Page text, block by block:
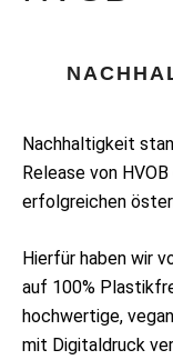
Nachhaltigkeit
Release von
erfolgreichen
Hierfür haben wir
auf 100%
hochwertige,
mit Digitaldruck